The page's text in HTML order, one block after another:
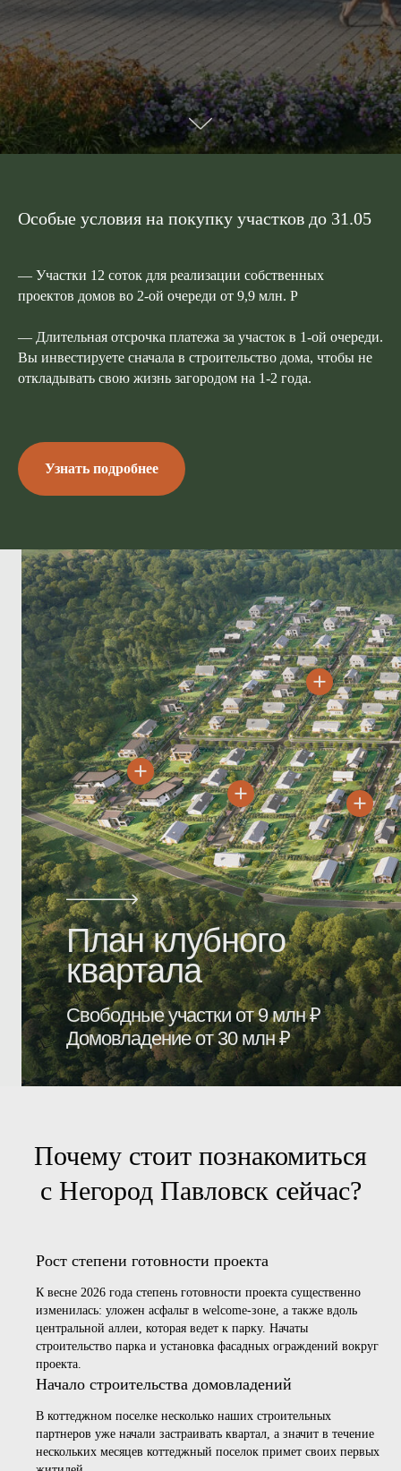
Особые условия на покупку участков до 31.05
— Участки 12 соток для реализации собственных
проектов домов во 2-ой очереди от 9,9 млн. Р
— Длительная отсрочка платежа за участок в 1-ой очереди.
Вы инвестируете сначала в строительство дома, чтобы не
откладывать свою жизнь загородом на 1-2 года.
Узнать подробнее
Свободные участки от 9 млн ₽
Домовладение от 30 млн ₽
План клубного
квартала
Квартал 3
Квартал 2
Квартал 4
Почему стоит познакомиться
с Негород Павловск сейчас?
Рост степени готовности проекта
К весне 2026 года степень готовности проекта существенно
изменилась: уложен асфальт в welcome-зоне, а также вдоль
центральной аллеи, которая ведет к парку. Начаты
строительство парка и установка фасадных ограждений вокруг
проекта.
Начало строительства домовладений
В коттеджном поселке несколько наших строительных
партнеров уже начали застраивать квартал, а значит в течение
нескольких месяцев коттеджный поселок примет своих первых